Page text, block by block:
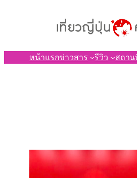
หน้าแรกข่าวสาร รีวิว สถาน